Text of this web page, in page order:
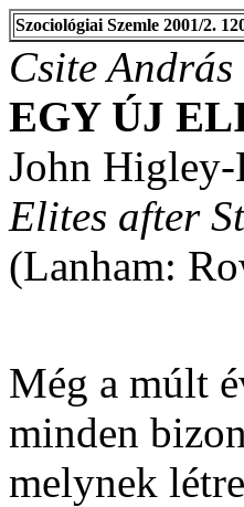
Szociológiai Szemle 2001/2.
Csite András
EGY ÚJ
John
Elites after
(Lanham:
Még a múlt
minden
melynek